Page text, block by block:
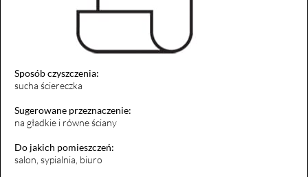
Sposób czyszczenia:
sucha ściereczka
Sugerowane przeznaczenie:
na gładkie i równe ściany
Do jakich pomieszczeń:
salon, sypialnia, biuro